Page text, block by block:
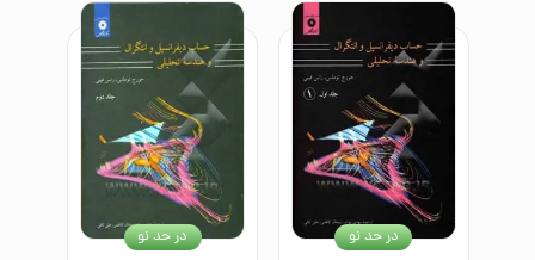
در حد نو در حد نو